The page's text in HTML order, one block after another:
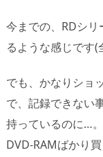
今までの、RDシ
るような感じです(
でも、かなりショ
で、記録できない
持っているのに…
DVD-RAMばかり